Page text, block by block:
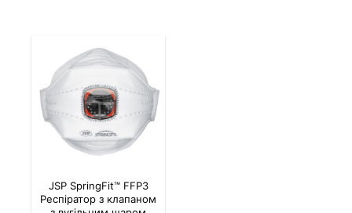
JSP SpringFit™ FFP3
Респіратор з клапаном